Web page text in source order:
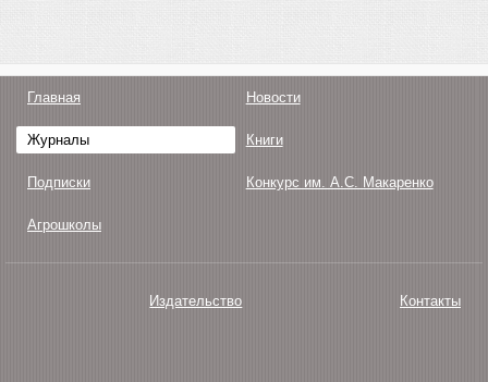
Главная Новости
Журналы Книги
Подписки Конкурс им. А.С. Макаренко
Агрошколы
Издательство Контакты